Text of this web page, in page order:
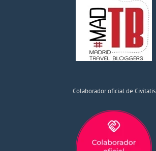
Colaborador oficial de Civitatis